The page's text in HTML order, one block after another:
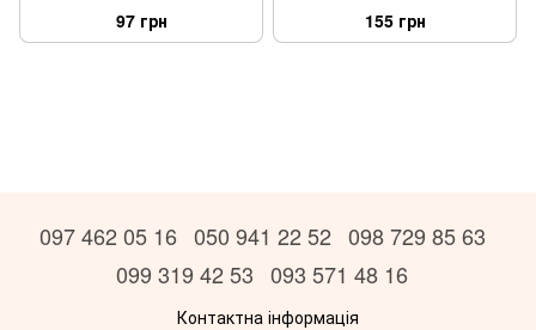
собак мини пород и щенков
весом от 0,5-5 кг (1 табл.)
97 грн
до 25 кг (1 табл.)
155 грн
097 462 05 16 050 941 22 52 098 729 85 63
099 319 42 53 093 571 48 16
Контактна інформація